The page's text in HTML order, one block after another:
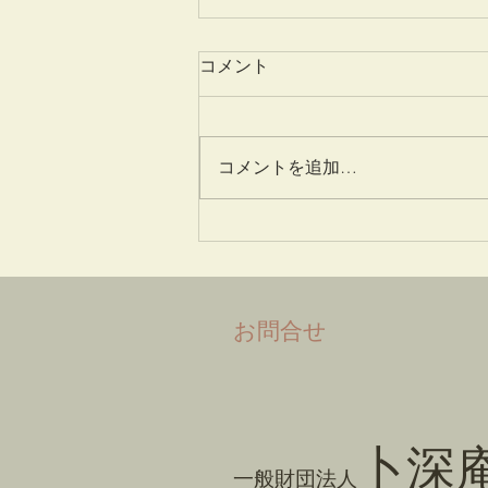
姫百合
コメント
コメントを追加…
​お問合せ
一般財団法人 卜深